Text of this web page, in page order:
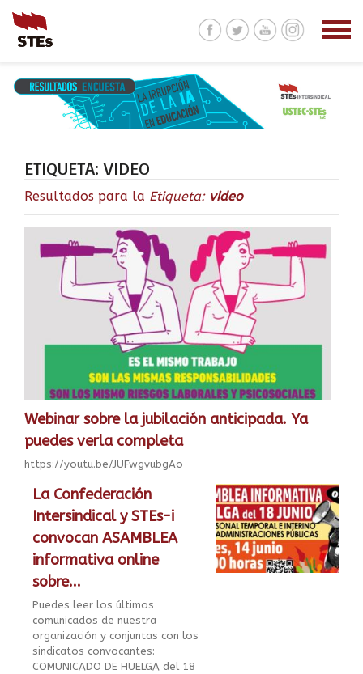
ETIQUETA:VIDEO
Resultados para la Etiqueta: video
Webinar sobre la jubilación anticipada. Ya
puedes verla completa
https://youtu.be/JUFwgvubgAo
La Confederación
Intersindical y STEs-i
convocan ASAMBLEA
informativa online
sobre...
Puedes leer los últimos
comunicados de nuestra
organización y conjuntas con los
sindicatos convocantes:
COMUNICADO DE HUELGA del 18